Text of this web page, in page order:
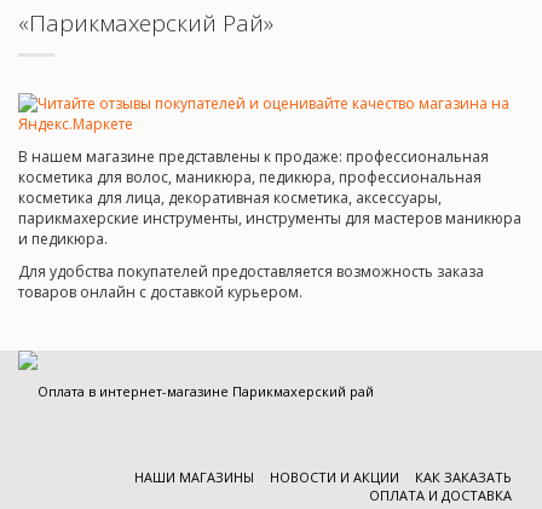
«Парикмахерский Рай»
В нашем магазине представлены к продаже: профессиональная
косметика для волос, маникюра, педикюра, профессиональная
косметика для лица, декоративная косметика, аксессуары,
парикмахерские инструменты, инструменты для мастеров маникюра
и педикюра.
Для удобства покупателей предоставляется возможность заказа
товаров онлайн с доставкой курьером.
НАШИ МАГАЗИНЫ НОВОСТИ И АКЦИИ
КАК ЗАКАЗАТЬ
ОПЛАТА И ДОСТАВКА